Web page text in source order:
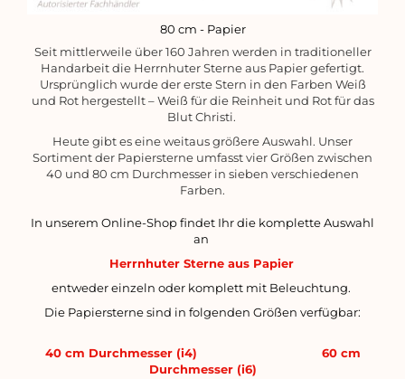
80 cm - Papier
Seit mittlerweile über 160 Jahren werden in traditioneller
Handarbeit die Herrnhuter Sterne aus Papier gefertigt.
Ursprünglich wurde der erste Stern in den Farben Weiß
und Rot hergestellt – Weiß für die Reinheit und Rot für das
Blut Christi.
Heute gibt es eine weitaus größere Auswahl. Unser
Sortiment der Papiersterne umfasst vier Größen zwischen
40 und 80 cm Durchmesser in sieben verschiedenen
Farben.
In unserem Online-Shop findet Ihr die komplette Auswahl
an
Herrnhuter Sterne aus Papier
entweder einzeln oder komplett mit Beleuchtung.
Die Papiersterne sind in folgenden Größen verfügbar:
40 cm Durchmesser (i4)
60 cm
Durchmesser (i6)